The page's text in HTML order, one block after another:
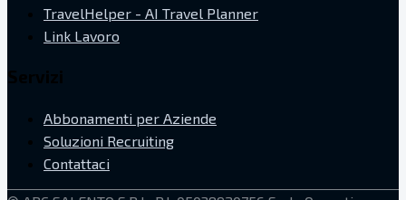
TravelHelper - AI Travel Planner
Link Lavoro
Abbonamenti per Aziende
Soluzioni Recruiting
Contattaci